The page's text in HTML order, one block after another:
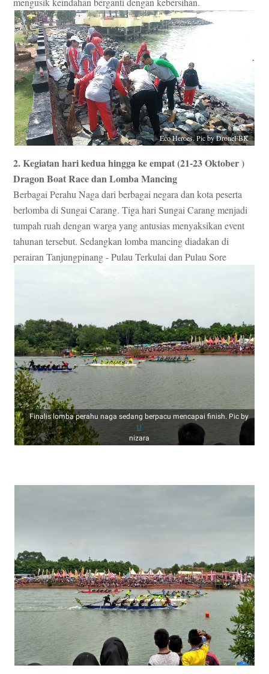
Eco Heroes. Pic by DroneFBK
2. Kegiatan hari kedua hingga ke empat (21-23 Oktober )
Dragon Boat Race dan Lomba Mancing
Berbagai Perahu Naga dari berbagai negara dan kota peserta
berlomba di Sungai Carang. Tiga hari Sungai Carang menjadi
tumpah ruah dengan warga yang antusias menyaksikan event
tahunan tersebut. Sedangkan lomba mancing diadakan di
perairan Tanjungpinang - Pulau Terkulai dan Pulau Sore
Finalis lomba perahu naga sedang berpacu mencapai finish. Pic by
U
nizara